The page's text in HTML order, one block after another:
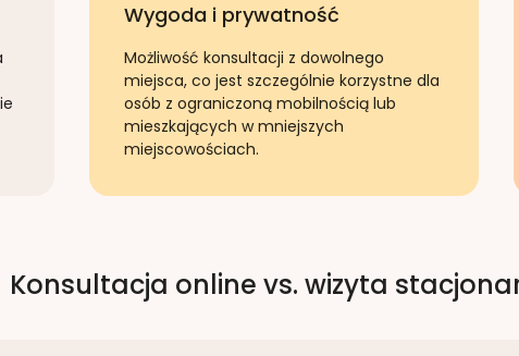
Wygoda i prywatność
Możliwość konsultacji z dowolnego
miejsca, co jest szczególnie korzystne dla
osób z ograniczoną mobilnością lub
mieszkających w mniejszych
miejscowościach.
Konsultacja online vs. wizyta